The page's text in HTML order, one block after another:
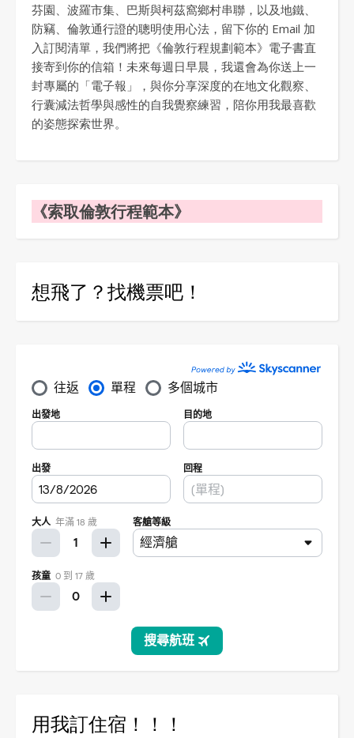
芬園、波羅市集、巴斯與柯茲窩鄉村串聯，以及地鐵、
防竊、倫敦通行證的聰明使用心法，留下你的 Email 加
入訂閱清單，我們將把《倫敦行程規劃範本》電子書直
接寄到你的信箱！未來每週日早晨，我還會為你送上一
封專屬的「電子報」，與你分享深度的在地文化觀察、
行囊減法哲學與感性的自我覺察練習，陪你用我最喜歡
的姿態探索世界。
《索取倫敦行程範本》
想飛了？找機票吧！
用我訂住宿！！！